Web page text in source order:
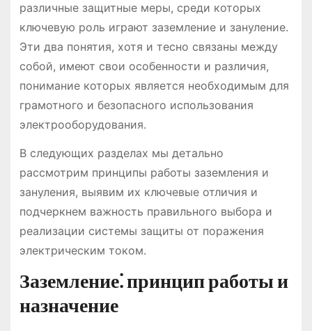
различные защитные меры, среди которых
ключевую роль играют заземление и зануление.
Эти два понятия, хотя и тесно связаны между
собой, имеют свои особенности и различия,
понимание которых является необходимым для
грамотного и безопасного использования
электрооборудования.
В следующих разделах мы детально
рассмотрим принципы работы заземления и
зануления, выявим их ключевые отличия и
подчеркнем важность правильного выбора и
реализации системы защиты от поражения
электрическим током.
Заземление⁚ принцип работы и
назначение